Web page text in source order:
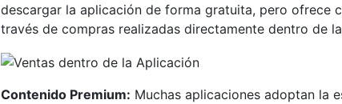
descargar la aplicación de forma gratuita, pero ofrece
través de compras realizadas directamente dentro de
Contenido Premium: Muchas aplicaciones adoptan la